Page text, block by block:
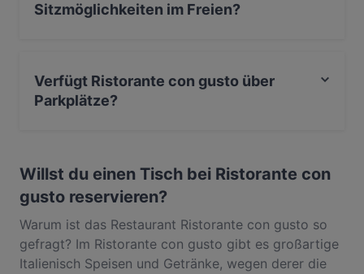
Sitzmöglichkeiten im Freien?
Verfügt Ristorante con gusto über
Parkplätze?
Willst du einen Tisch bei Ristorante con
gusto reservieren?
Warum ist das Restaurant Ristorante con gusto so
gefragt? Im Ristorante con gusto gibt es großartige
Italienisch Speisen und Getränke, wegen derer die